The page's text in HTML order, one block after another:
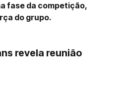
fase da competição,
do grupo.
revela reunião